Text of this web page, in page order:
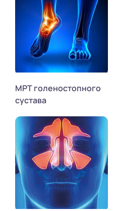
МРТ голеностопного
сустава